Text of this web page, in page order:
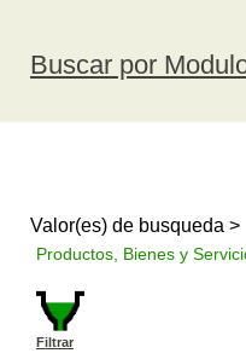
Buscar por
Valor(es) de busqueda >
Productos, Bienes y
Filtrar